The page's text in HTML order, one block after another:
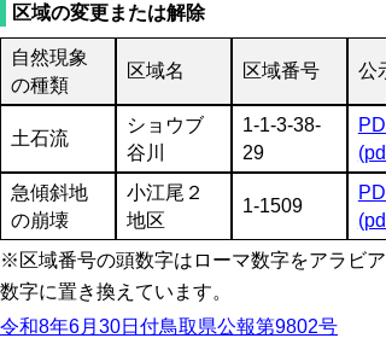
区域の変更または解除
自然現象
の種類
区域名 区域番号 公
土石流
ショウブ
谷川
1-1-3-38-
29
急傾斜地
の崩壊
小江尾２
地区
1-1509
※区域番号の頭数字はローマ数字をアラビア
数字に置き換えています。
令和8年6月30日付鳥取県公報第9802号